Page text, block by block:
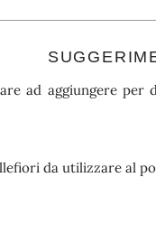
ad aggiungere
da utilizzare al